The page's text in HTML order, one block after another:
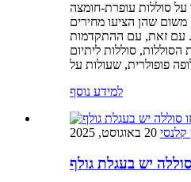
על סוללות עופרת-חומצה
שהן הציעו מחירים
עם זאת, עם ההתקדמות
סוללות ליתיום
למידע נוסף
קלנסי 20 באוגוסט, 2025